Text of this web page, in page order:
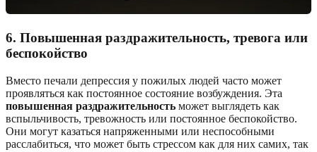
6. Повышенная раздражительность, тревога или
беспокойство
Вместо печали депрессия у пожилых людей часто может
проявляться как постоянное состояние возбуждения. Эта
повышенная раздражительность может выглядеть как
вспыльчивость, тревожность или постоянное беспокойство.
Они могут казаться напряженными или неспособными
расслабиться, что может быть стрессом как для них самих, так